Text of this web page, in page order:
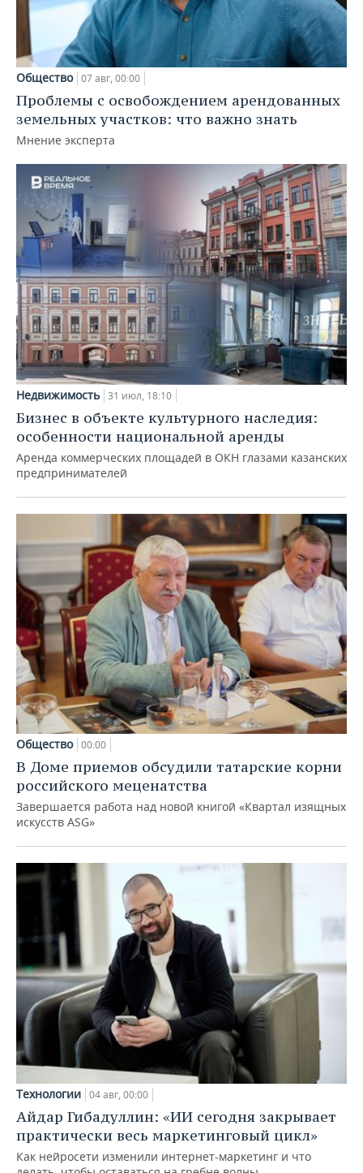
Общество 07 авг, 00:00
Проблемы с освобождением арендованных
земельных участков: что важно знать
Мнение эксперта
Недвижимость 31 июл, 18:10
Бизнес в объекте культурного наследия:
особенности национальной аренды
Аренда коммерческих площадей в ОКН глазами казанских
предпринимателей
Общество 00:00
В Доме приемов обсудили татарские корни
российского меценатства
Завершается работа над новой книгой «Квартал изящных
искусств ASG»
Технологии 04 авг, 00:00
Айдар Гибадуллин: «ИИ сегодня закрывает
практически весь маркетинговый цикл»
Как нейросети изменили интернет-маркетинг и что